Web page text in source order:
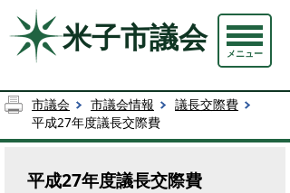
米子市議会 メニュー
市議会 市議会情報
議長交際費
平成27年度議長交際費
平成27年度議長交際費